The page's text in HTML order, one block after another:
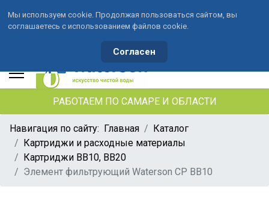
+7 (846) 33-490-33
+7 (991) 459-10-34
waterson-s@ya.ru
РАБОТАЕМ ПО САМАРЕ И ОБЛАСТИ
Навигация по сайту: Главная
Каталог
Картриджи и расходные материалы
Картриджи ВВ10, ВВ20
Элемент фильтрующий Waterson CP BB10
Мы используем cookie. Продолжая пользоваться сайтом, вы
соглашаетесь с использованием файлов cookie.
Согласен